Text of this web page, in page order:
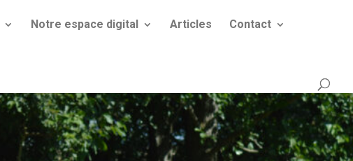
Notre espace digital Articles Contact